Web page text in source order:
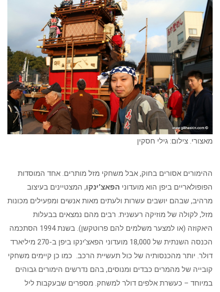
מאצורי. צילום: גילי חסקין
ההימורים אסורים בחוק, אבל משחקי מזל מותרים. אחד המוסדות
הפופולאריים ביפן הוא מועדוני הפאצ’ינקו, המצטיינים בעיצוב
מרהיב, שבהם יושבים עשרות ולעתים מאות אנשים ומפעילים מכונות
מזל, לקולה של מוזיקה רעשנית. רבים מהם נמצאים בבעלות
היאקוזה (או למצער משלמים להם פרוטקשן). בשנת 1994 הסתכמה
הכנסה השנתית של 18,000 מועדוני הפאצ’ינקו ביפן ב-270 מיליארד
דולר. יותר מהכנסותיה של כול תעשיית הרכב. כמו כן קיימים משחקי
קובייה של מהמרים כבדים ומנוסים, בהם נדרשים הימורים גבוהים
במיוחד – כעשרת אלפים דולר למשחק. מספרים שבעקבות ליל